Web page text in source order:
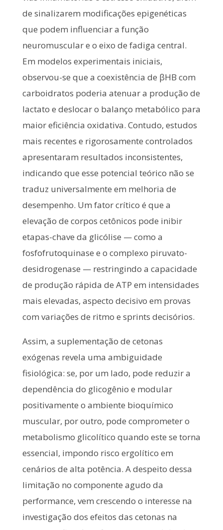
de sinalizarem modificações epigenéticas
que podem influenciar a função
neuromuscular e o eixo de fadiga central.
Em modelos experimentais iniciais,
observou-se que a coexistência de βHB com
carboidratos poderia atenuar a produção de
lactato e deslocar o balanço metabólico para
maior eficiência oxidativa. Contudo, estudos
mais recentes e rigorosamente controlados
apresentaram resultados inconsistentes,
indicando que esse potencial teórico não se
traduz universalmente em melhoria de
desempenho. Um fator crítico é que a
elevação de corpos cetônicos pode inibir
etapas-chave da glicólise — como a
fosfofrutoquinase e o complexo piruvato-
desidrogenase — restringindo a capacidade
de produção rápida de ATP em intensidades
mais elevadas, aspecto decisivo em provas
com variações de ritmo e sprints decisórios.
Assim, a suplementação de cetonas
exógenas revela uma ambiguidade
fisiológica: se, por um lado, pode reduzir a
dependência do glicogênio e modular
positivamente o ambiente bioquímico
muscular, por outro, pode comprometer o
metabolismo glicolítico quando este se torna
essencial, impondo risco ergolítico em
cenários de alta potência. A despeito dessa
limitação no componente agudo da
performance, vem crescendo o interesse na
investigação dos efeitos das cetonas na